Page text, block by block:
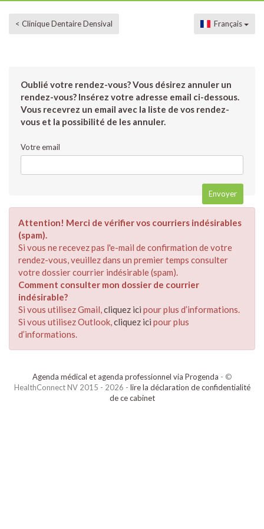
< Clinique Dentaire Densival Français
Oublié votre rendez-vous? Vous désirez annuler un
rendez-vous? Insérez votre adresse email ci-dessous.
Vous recevrez un email avec la liste de vos rendez-
vous et la possibilité de les annuler.
Votre email
Attention! Merci de vérifier vos courriers indésirables
(spam).
Si vous ne recevez pas l'e-mail de confirmation de votre
rendez-vous, veuillez dans un premier temps consulter
votre dossier courrier indésirable (spam).
Comment consulter mon dossier de courrier
indésirable?
Si vous utilisez Gmail,cliquez ici pour plus d’informations.
Si vous utilisez Outlook,cliquez ici pour plus
d’informations.
Agenda médical et agenda professionnel via Progenda - ©
HealthConnect NV 2015 - 2026 - lire la déclaration de confidentialité
de ce cabinet